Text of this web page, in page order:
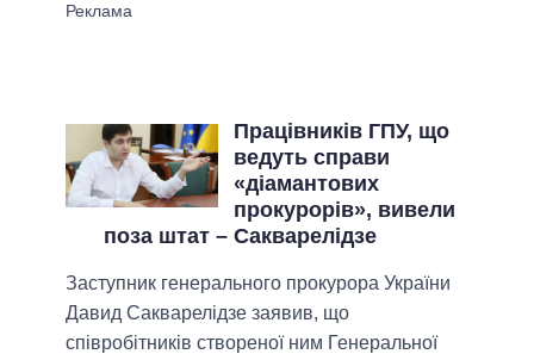
Працівників ГПУ, що
ведуть справи
«діамантових
прокурорів», вивели
поза штат – Сакварелідзе
Заступник генерального прокурора України
Давид Сакварелідзе заявив, що
співробітників створеної ним Генеральної